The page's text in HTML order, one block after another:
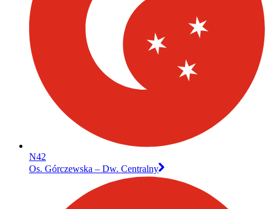
N42
Os. Górczewska – Dw. Centralny